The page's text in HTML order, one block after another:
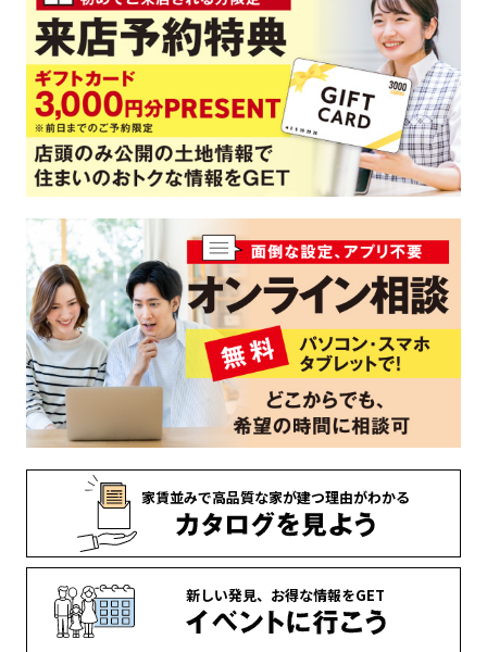
家賃並みで高品質な家が建つ理由がわかる
新しい発見、 お得な情報をGET